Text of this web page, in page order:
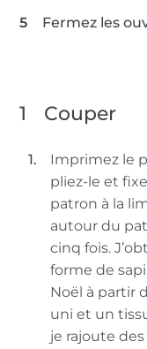
Fermez les
1 Couper
Imprimez le
pliez-le et
patron à la
autour du
cinq fois.
forme de
Noël à partir
uni et un
je rajoute